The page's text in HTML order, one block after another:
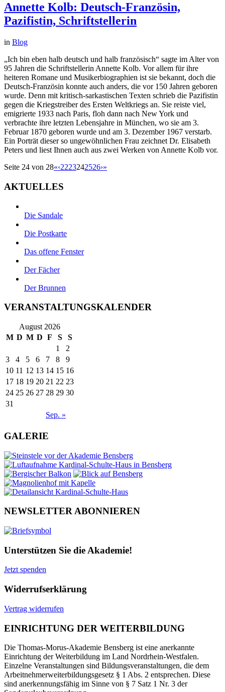
Annette Kolb: Deutsch-Französin,
Pazifistin, Schriftstellerin
in Blog
„Ich bin eben halb deutsch und halb französisch“ sagte im Alter von
95 Jahren die Schriftstellerin Annette Kolb. Vor allem für ihre
heiteren Romane und Musikerbiographien ist sie bekannt, doch die
Deutsch-Französin konnte auch anders, die vor 150 Jahren geboren
wurde. Denn mit kritisch-sarkastischen Texten schrieb die Pazifistin
gegen die Kriegstreiber des Ersten Weltkriegs an. Sie reiste viel,
emigrierte 1933 nach Paris, floh dann nach New York und
verbrachte ihre letzten Lebensjahre in München, wo sie am 3.
Februar 1870 geboren wurde und am 3. Dezember 1967 verstarb.
Ein Porträt dieser so ungewöhnlichen Frau zeichnet Dr. Elisabeth
Peters und liest Ihnen auch aus zwei Werken von Annette Kolb vor.
Seite 24 von 28«‹2223242526›»
AKTUELLES
Die Sandale
Die Postkarte
Das offene Fenster
Der Fächer
Der Brunnen
VERANSTALTUNGSKALENDER
August 2026
M D M D F S S
Sep. »
1
2
3
4 5 6 7 8
9
10 11 12 13 14 15 16
17 18 19 20 21 22 23
24 25 26 27 28 29 30
31
GALERIE
NEWSLETTER ABONNIEREN
Unterstützen Sie die Akademie!
Jetzt spenden
Widerrufserklärung
Vertrag widerrufen
EINRICHTUNG DER WEITERBILDUNG
Die Thomas-Morus-Akademie Bensberg ist eine anerkannte
Einrichtung der Weiterbildung im Land Nordrhein-Westfalen.
Einzelne Veranstaltungen sind Bildungsveranstaltungen, die dem
Arbeitnehmerweiterbildungsgesetz § 1 Abs. 2 entsprechen. Diese
sind anerkennungsfähig im Sinne von § 7 Satz 1 Nr. 3 der